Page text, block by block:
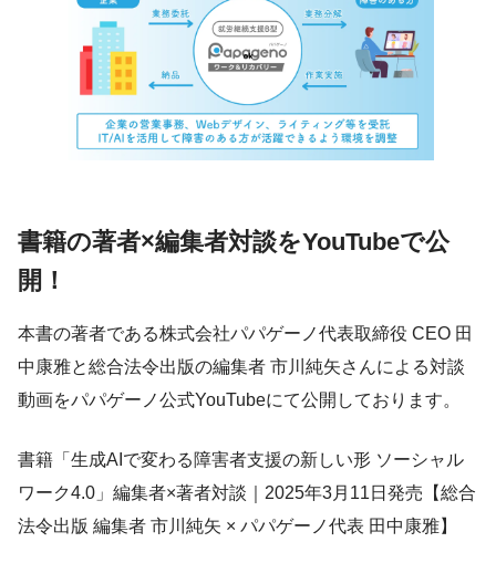
書籍の著者×編集者対談をYouTubeで公
開！
本書の著者である株式会社パパゲーノ代表取締役 CEO 田
中康雅と総合法令出版の編集者 市川純矢さんによる対談
動画をパパゲーノ公式YouTubeにて公開しております。
書籍「生成AIで変わる障害者支援の新しい形 ソーシャル
ワーク4.0」編集者×著者対談｜2025年3月11日発売【総合
法令出版 編集者 市川純矢 × パパゲーノ代表 田中康雅】